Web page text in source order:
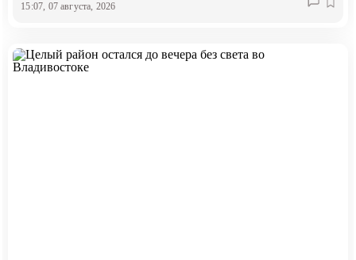
15:07, 07 августа, 2026